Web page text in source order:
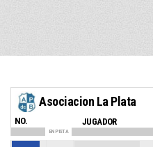
Asociacion La Plata
NO. JUGADOR
EN PISTA